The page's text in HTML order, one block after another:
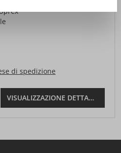
di spedizione
VISUALIZZAZIONE DETTAGLI